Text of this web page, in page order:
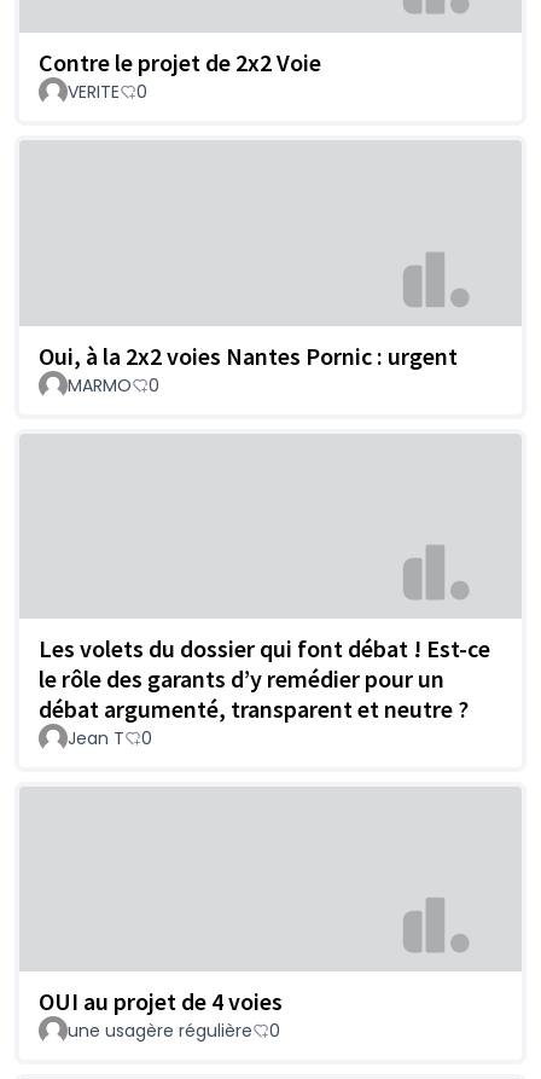
Contre le projet de 2x2 Voie
VERITE 0
Oui, à la 2x2 voies Nantes Pornic : urgent
MARMO 0
Les volets du dossier qui font débat ! Est-ce
le rôle des garants d’y remédier pour un
débat argumenté, transparent et neutre ?
Jean T 0
OUI au projet de 4 voies
une usagère régulière 0